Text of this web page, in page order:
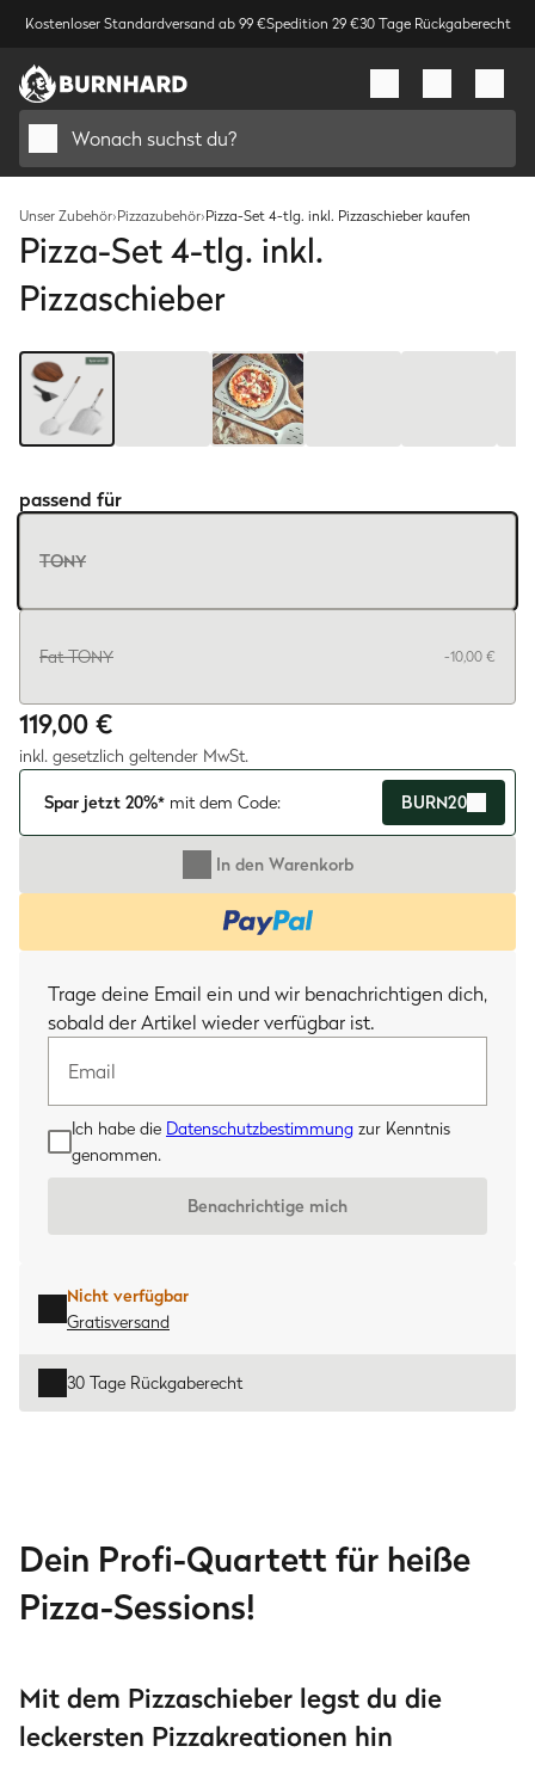
Kostenloser Standardversand ab 99 €Spedition 29 €30 Tage Rückgaberecht
Wonach suchst du?
Unser Zubehör›Pizzazubehör›Pizza-Set 4-tlg. inkl. Pizzaschieber kaufen
Pizza-Set 4-tlg. inkl.
Pizzaschieber
Bild1 7
passend für
TONY
Fat TONY -10,00 €
119,00 €
inkl. gesetzlich geltender MwSt.
Spar jetzt 20%* mit dem Code: BURN20
In den Warenkorb
Trage deine Email ein und wir benachrichtigen dich,
sobald der Artikel wieder verfügbar ist.
Email
Ich habe die Datenschutzbestimmung zur Kenntnis
genommen.
Benachrichtige mich
Nicht verfügbar
Gratisversand
30 Tage Rückgaberecht
Dein Profi-Quartett für heiße
Pizza-Sessions!
Mit dem Pizzaschieber legst du die
leckersten Pizzakreationen hin